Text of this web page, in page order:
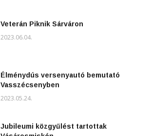
Veterán Piknik Sárváron
2023.06.04.
Élménydús versenyautó bemutató
Vasszécsenyben
2023.05.24.
Jubileumi közgyűlést tartottak